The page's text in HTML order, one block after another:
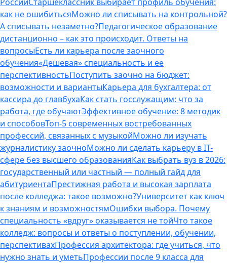
как не ошибитьсяМожно ли списывать на контрольной?
А списывать незаметно?Педагогическое образование
дистанционно – как это происходит. Ответы на
вопросыЕсть ли карьера после заочного
обучения«Дешевая» специальность и ее
перспективностьПоступить заочно на бюджет:
возможности и вариантыКарьера для бухгалтера: от
кассира до главбухаКак стать госслужащим: что за
работа, где обучаютЭффективное обучение: 8 методик
и способовТоп-5 современных востребованных
профессий, связанных с музыкойМожно ли изучать
журналистику заочноМожно ли сделать карьеру в IT-
сфере без высшего образованияКак выбрать вуз в 2026:
государственный или частный — полный гайд для
абитуриентаПрестижная работа и высокая зарплата
после колледжа: такое возможно?Университет как ключ
к знаниям и возможностямОшибки выбора. Почему
специальность «вдруг» оказывается не тойЧто такое
колледж: вопросы и ответы о поступлении, обучении,
перспективахПрофессия архитектора: где учиться, что
нужно знать и уметьПрофессии после 9 класса для